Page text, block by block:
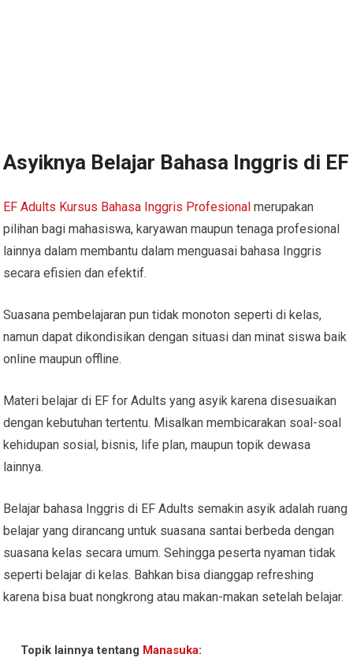
Asyiknya Belajar Bahasa Inggris di EF
EF Adults Kursus Bahasa Inggris Profesional merupakan
pilihan bagi mahasiswa, karyawan maupun tenaga profesional
lainnya dalam membantu dalam menguasai bahasa Inggris
secara efisien dan efektif.
Suasana pembelajaran pun tidak monoton seperti di kelas,
namun dapat dikondisikan dengan situasi dan minat siswa baik
online maupun offline.
Materi belajar di EF for Adults yang asyik karena disesuaikan
dengan kebutuhan tertentu. Misalkan membicarakan soal-soal
kehidupan sosial, bisnis, life plan, maupun topik dewasa
lainnya.
Belajar bahasa Inggris di EF Adults semakin asyik adalah ruang
belajar yang dirancang untuk suasana santai berbeda dengan
suasana kelas secara umum. Sehingga peserta nyaman tidak
seperti belajar di kelas. Bahkan bisa dianggap refreshing
karena bisa buat nongkrong atau makan-makan setelah belajar.
Topik lainnya tentang Manasuka: